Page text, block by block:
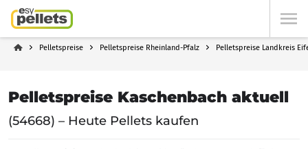
Pelletspreise Pelletspreise Rheinland-Pfalz Pelletspreise Landkreis
Pelletspreise Kaschenbach aktuell
(54668) – Heute Pellets kaufen